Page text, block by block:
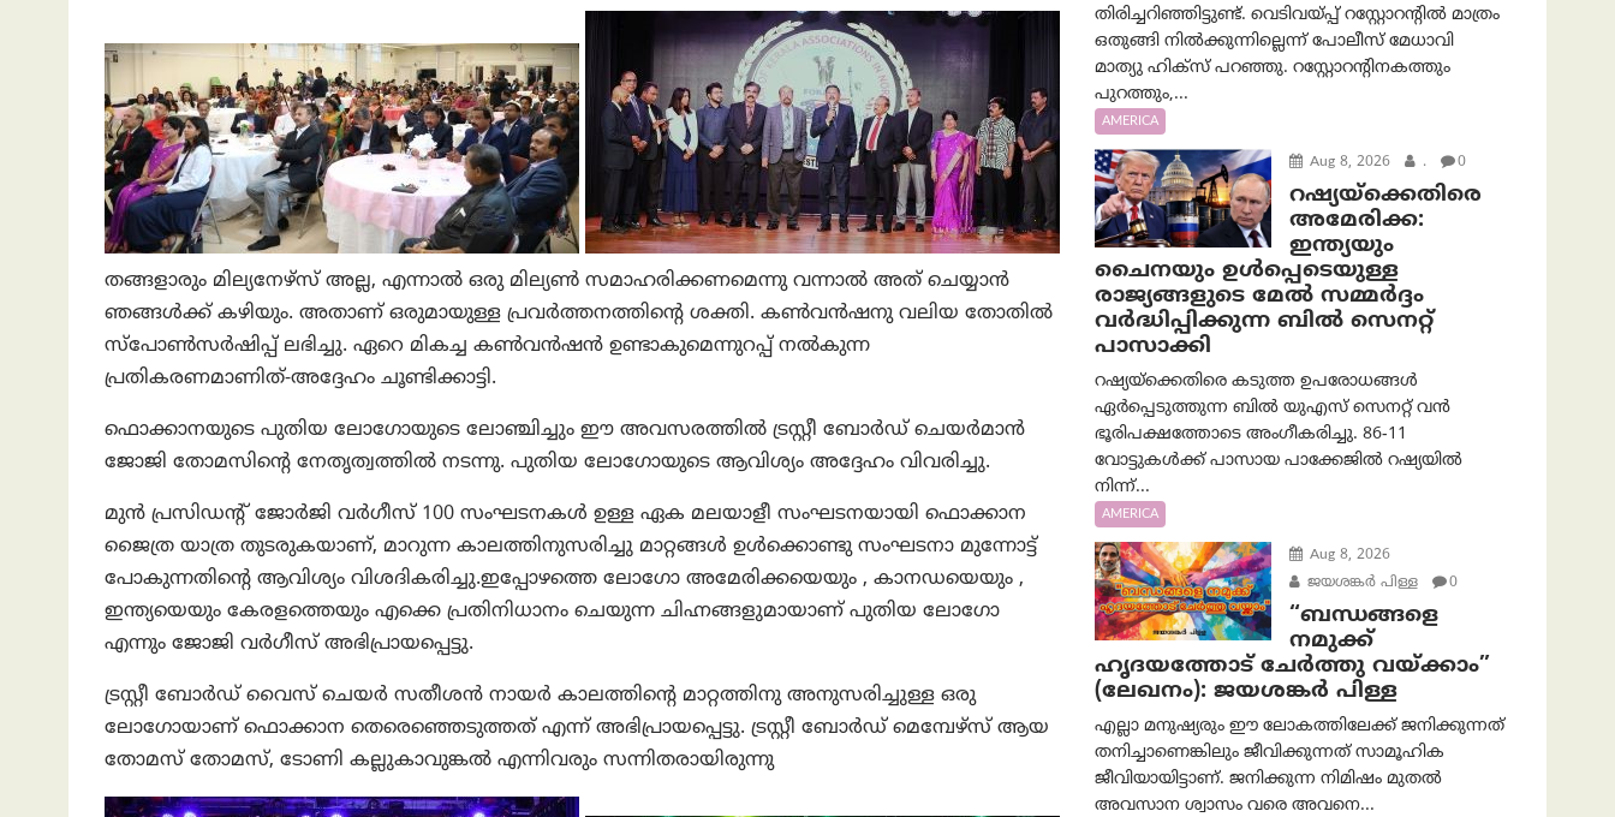
തങ്ങളാരും മില്യനേഴ്സ് അല്ല, എന്നാൽ ഒരു മില്യൺ സമാഹരിക്കണമെന്നു വന്നാൽ അത് ചെയ്യാൻ
ഞങ്ങൾക്ക് കഴിയും. അതാണ് ഒരുമായുള്ള പ്രവർത്തനത്തിന്റെ ശക്തി. കൺവൻഷനു വലിയ തോതിൽ
സ്‌പോൺസർഷിപ്പ് ലഭിച്ചു. ഏറെ മികച്ച കൺവൻഷൻ ഉണ്ടാകുമെന്നുറപ്പ് നൽകുന്ന
പ്രതികരണമാണിത്-അദ്ദേഹം ചൂണ്ടിക്കാട്ടി.
ഫൊക്കാനയുടെ പുതിയ ലോഗോയുടെ ലോഞ്ചിച്ചും ഈ അവസരത്തിൽ ട്രസ്റ്റീ ബോർഡ് ചെയർമാൻ
ജോജി തോമസിന്റെ നേതൃത്വത്തിൽ നടന്നു. പുതിയ ലോഗോയുടെ ആവിശ്യം അദ്ദേഹം വിവരിച്ചു.
മുൻ പ്രസിഡന്റ് ജോർജി വർഗീസ് 100 സംഘടനകൾ ഉള്ള ഏക മലയാളീ സംഘടനയായി ഫൊക്കാന
ജൈത്ര യാത്ര തുടരുകയാണ്, മാറുന്ന കാലത്തിനുസരിച്ചു മാറ്റങ്ങൾ ഉൾക്കൊണ്ടു സംഘടനാ മുന്നോട്ട്
പോകുന്നതിന്റെ ആവിശ്യം വിശദികരിച്ചു.ഇപ്പോഴത്തെ ലോഗോ അമേരിക്കയെയും , കാനഡയെയും ,
ഇന്ത്യയെയും കേരളത്തെയും എക്കെ പ്രതിനിധാനം ചെയുന്ന ചിഹ്നങ്ങളുമായാണ് പുതിയ ലോഗോ
എന്നും ജോജി വർഗീസ് അഭിപ്രായപ്പെട്ടു.
ട്രസ്റ്റീ ബോർഡ് വൈസ് ചെയർ സതീശൻ നായർ കാലത്തിന്റെ മാറ്റത്തിനു അനുസരിച്ചുള്ള ഒരു
ലോഗോയാണ് ഫൊക്കാന തെരെഞ്ഞെടുത്തത് എന്ന് അഭിപ്രായപ്പെട്ടു. ട്രസ്റ്റീ ബോർഡ് മെമ്പേഴ്‌സ് ആയ
തോമസ് തോമസ്, ടോണി കല്ലുകാവുങ്കൽ എന്നിവരും സന്നിതരായിരുന്നു
തിരിച്ചറിഞ്ഞിട്ടുണ്ട്. വെടിവയ്പ്പ് റസ്റ്റോറന്റിൽ മാത്രം
ഒതുങ്ങി നിൽക്കുന്നില്ലെന്ന് പോലീസ് മേധാവി
മാത്യു ഹിക്സ് പറഞ്ഞു. റസ്റ്റോറന്റിനകത്തും
പുറത്തും,...
AMERICA
Aug 8, 2026 . 0
റഷ്യയ്‌ക്കെതിരെ
അമേരിക്ക:
ഇന്ത്യയും
ചൈനയും ഉൾപ്പെടെയുള്ള
രാജ്യങ്ങളുടെ മേൽ സമ്മർദ്ദം
വർദ്ധിപ്പിക്കുന്ന ബിൽ സെനറ്റ്
പാസാക്കി
റഷ്യയ്‌ക്കെതിരെ കടുത്ത ഉപരോധങ്ങൾ
ഏർപ്പെടുത്തുന്ന ബിൽ യുഎസ് സെനറ്റ് വൻ
ഭൂരിപക്ഷത്തോടെ അംഗീകരിച്ചു. 86-11
വോട്ടുകൾക്ക് പാസായ പാക്കേജിൽ റഷ്യയിൽ
നിന്ന്...
AMERICA
Aug 8, 2026
ജയശങ്കര്‍ പിള്ള
0
“ബന്ധങ്ങളെ
നമുക്ക്
ഹൃദയത്തോട് ചേർത്തു വയ്ക്കാം”
(ലേഖനം): ജയശങ്കര്‍ പിള്ള
എല്ലാ മനുഷ്യരും ഈ ലോകത്തിലേക്ക് ജനിക്കുന്നത്
തനിച്ചാണെങ്കിലും ജീവിക്കുന്നത് സാമൂഹിക
ജീവിയായിട്ടാണ്. ജനിക്കുന്ന നിമിഷം മുതൽ
അവസാന ശ്വാസം വരെ അവനെ...